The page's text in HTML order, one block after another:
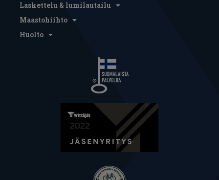
Laskettelu & lumilautailu
Maastohiihto
Huolto